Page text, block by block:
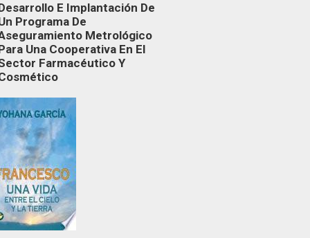
E Implantación De
Programa De
Metrológico
Una Cooperativa En El
Farmacéutico Y